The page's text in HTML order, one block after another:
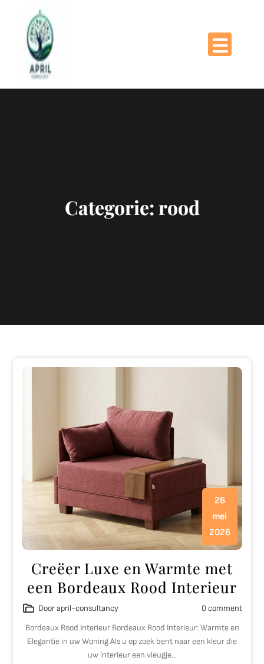
Categorie:rood
26
mei
2026
Creëer Luxe en Warmte met
een Bordeaux Rood Interieur
Door april-consultancy
0 comment
Bordeaux Rood Interieur Bordeaux Rood Interieur: Warmte en
Elegantie in uw Woning Als u op zoek bent naar een kleur die
uw interieur een vleugje…